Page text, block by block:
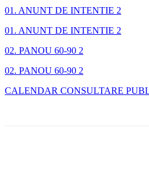
01. ANUNT DE INTENTIE 2
01. ANUNT DE INTENTIE 2
02. PANOU 60-90 2
02. PANOU 60-90 2
CALENDAR CONSULTARE